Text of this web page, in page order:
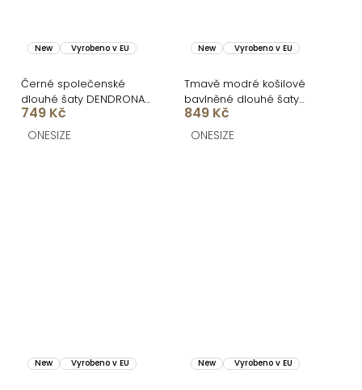
New Vyrobeno v EU
Černé společenské
dlouhé šaty DENDRONA
za krk s výstřihem
749 Kč
ONESIZE
New Vyrobeno v EU
Tmavě modré košilové
bavlněné dlouhé šaty
FLORENTE
849 Kč
ONESIZE
New Vyrobeno v EU New Vyrobeno v EU